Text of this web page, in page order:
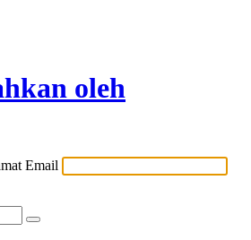
oleh
Email